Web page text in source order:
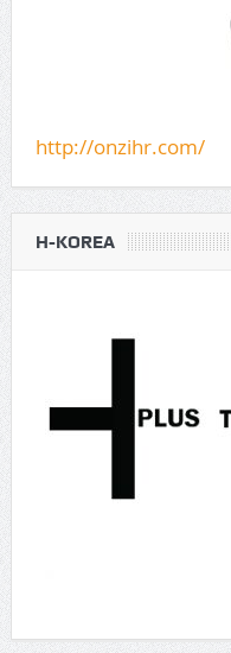
http://onzihr.com/
H-KOREA